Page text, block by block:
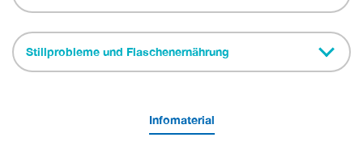
Stillprobleme und Flaschenernährung
Infomaterial